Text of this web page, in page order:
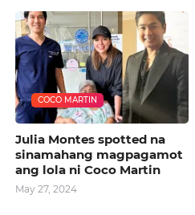
COCO MARTIN
Julia Montes spotted na
sinamahang magpagamot
ang lola ni Coco Martin
May 27, 2024